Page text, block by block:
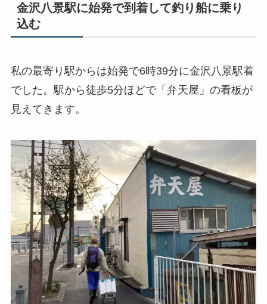
金沢八景駅に始発で到着して釣り船に乗り
込む
私の最寄り駅からは始発で6時39分に金沢八景駅着
でした。駅から徒歩5分ほどで「弁天屋」の看板が
見えてきます。